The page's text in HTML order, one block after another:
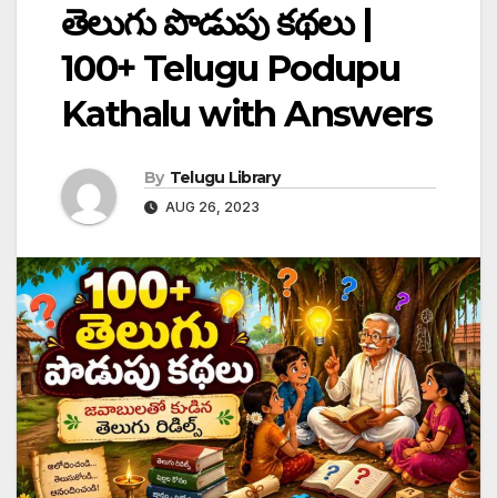
తెలుగు పొడుపు కథలు |
100+ Telugu Podupu
Kathalu with Answers
By Telugu Library
AUG 26, 2023